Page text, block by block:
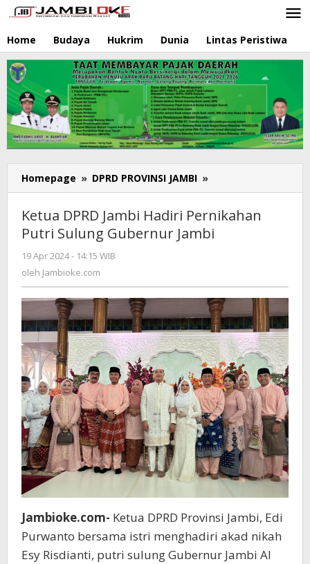
Lewati
ke
konten
Home Budaya Hukrim Dunia Lintas Peristiwa
Homepage » DPRD PROVINSI JAMBI »
DPRD
Jambi
Hadiri
Pernikahan
Ketua DPRD Jambi Hadiri Pernikahan
Putri Sulung Gubernur Jambi
19 Apr 2024 - 14:15 WIB
oleh Jambioke.com
Jambioke.com- Ketua DPRD Provinsi Jambi, Edi
Purwanto bersama istri menghadiri akad nikah
Esy Risdianti, putri sulung Gubernur Jambi Al